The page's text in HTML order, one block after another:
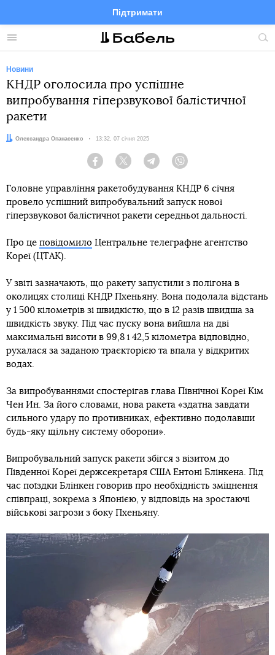
Меню
Підтримати
FacebookTelegramTwitter
Новини
КНДР оголосила про успішне
випробування гіперзвукової балістичної
ракети
Автор:
Олександра Опанасенко Дата:
13:32, 07 січня 2025
Facebook Twitter Telegram
Головне управління ракетобудування КНДР 6 січня
провело успішний випробувальний запуск нової
гіперзвукової балістичної ракети середньої дальності.
Про це повідомило Центральне телеграфне агентство
Кореї (ЦТАК).
У звіті зазначають, що ракету запустили з полігона в
околицях столиці КНДР Пхеньяну. Вона подолала відстань
у 1 500 кілометрів зі швидкістю, що в 12 разів швидша за
швидкість звуку. Під час пуску вона вийшла на дві
максимальні висоти в 99,8 і 42,5 кілометра відповідно,
рухалася за заданою траєкторією та впала у відкритих
водах.
За випробуваннями спостерігав глава Північної Кореї Кім
Чен Ин. За його словами, нова ракета «здатна завдати
сильного удару по противниках, ефективно подолавши
будь-яку щільну систему оборони».
Випробувальний запуск ракети збігся з візитом до
Південної Кореї держсекретаря США Ентоні Блінкена. Під
час поїздки Блінкен говорив про необхідність зміцнення
співпраці, зокрема з Японією, у відповідь на зростаючі
військові загрози з боку Пхеньяну.